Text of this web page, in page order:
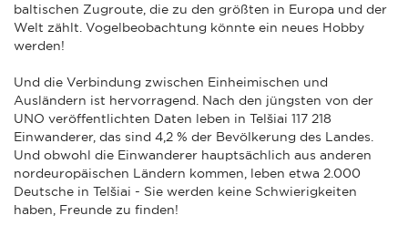
baltischen Zugroute, die zu den größten in Europa und der
Welt zählt. Vogelbeobachtung könnte ein neues Hobby
werden!
Und die Verbindung zwischen Einheimischen und
Ausländern ist hervorragend. Nach den jüngsten von der
UNO veröffentlichten Daten leben in Telšiai 117 218
Einwanderer, das sind 4,2 % der Bevölkerung des Landes.
Und obwohl die Einwanderer hauptsächlich aus anderen
nordeuropäischen Ländern kommen, leben etwa 2.000
Deutsche in Telšiai - Sie werden keine Schwierigkeiten
haben, Freunde zu finden!